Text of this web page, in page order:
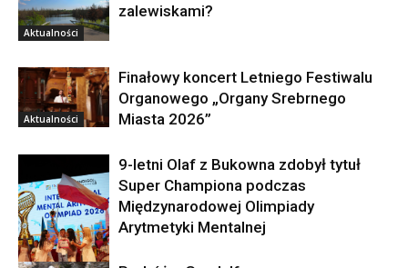
Aktualności
zalewiskami?
Aktualności
Finałowy koncert Letniego Festiwalu
Organowego „Organy Srebrnego
Miasta 2026”
9-letni Olaf z Bukowna zdobył tytuł
Super Championa podczas
Międzynarodowej Olimpiady
Arytmetyki Mentalnej